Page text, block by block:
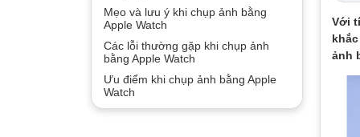
Mẹo và lưu ý khi chụp ảnh bằng
Apple Watch
Các lỗi thường gặp khi chụp ảnh
bằng Apple Watch
Ưu điểm khi chụp ảnh bằng Apple
Watch
Với
ảnh